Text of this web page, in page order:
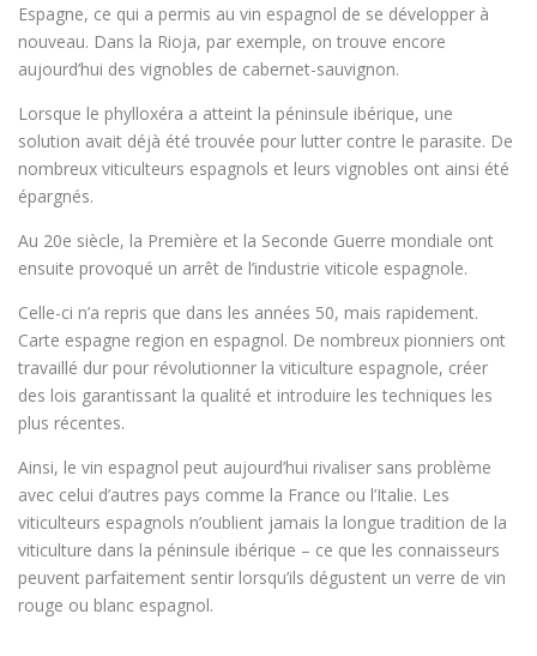
Espagne, ce qui a permis au vin espagnol de se développer à
nouveau. Dans la Rioja, par exemple, on trouve encore
aujourd’hui des vignobles de cabernet-sauvignon.
Lorsque le phylloxéra a atteint la péninsule ibérique, une
solution avait déjà été trouvée pour lutter contre le parasite. De
nombreux viticulteurs espagnols et leurs vignobles ont ainsi été
épargnés.
Au 20e siècle, la Première et la Seconde Guerre mondiale ont
ensuite provoqué un arrêt de l’industrie viticole espagnole.
Celle-ci n’a repris que dans les années 50, mais rapidement.
Carte espagne region en espagnol. De nombreux pionniers ont
travaillé dur pour révolutionner la viticulture espagnole, créer
des lois garantissant la qualité et introduire les techniques les
plus récentes.
Ainsi, le vin espagnol peut aujourd’hui rivaliser sans problème
avec celui d’autres pays comme la France ou l’Italie. Les
viticulteurs espagnols n’oublient jamais la longue tradition de la
viticulture dans la péninsule ibérique – ce que les connaisseurs
peuvent parfaitement sentir lorsqu’ils dégustent un verre de vin
rouge ou blanc espagnol.